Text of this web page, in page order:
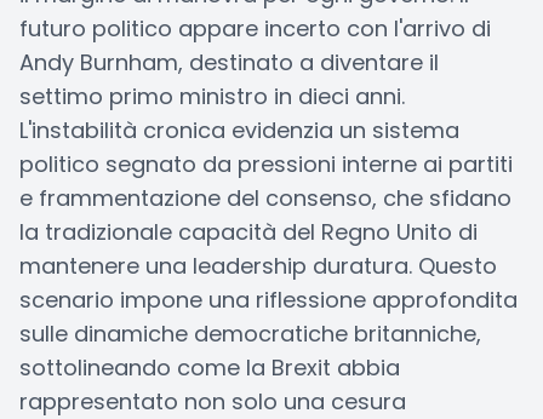
futuro politico appare incerto con l'arrivo di
Andy Burnham, destinato a diventare il
settimo primo ministro in dieci anni.
L'instabilità cronica evidenzia un sistema
politico segnato da pressioni interne ai partiti
e frammentazione del consenso, che sfidano
la tradizionale capacità del Regno Unito di
mantenere una leadership duratura. Questo
scenario impone una riflessione approfondita
sulle dinamiche democratiche britanniche,
sottolineando come la Brexit abbia
rappresentato non solo una cesura